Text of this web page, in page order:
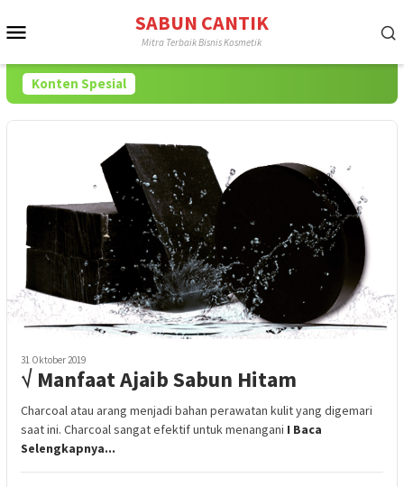
ke
SABUN CANTIK
Mitra Terbaik Bisnis Kosmetik
Konten Spesial
31 Oktober 2019
√ Manfaat Ajaib Sabun Hitam
Charcoal atau arang menjadi bahan perawatan kulit yang digemari
saat ini. Charcoal sangat efektif untuk menangani I Baca
Selengkapnya...